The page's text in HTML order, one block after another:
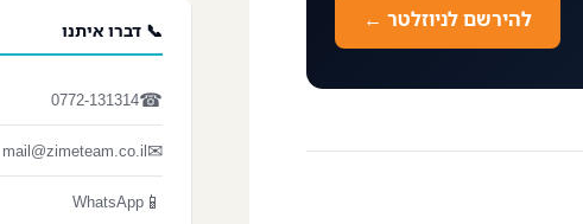
להירשם לניוזלטר ← 📞 דברו איתנו
☎
0772-131314
✉
mail@zimeteam.co.il
📱
WhatsApp